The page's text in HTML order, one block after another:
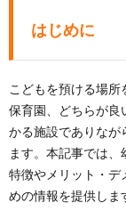
はじめに
こどもを預ける場
保育園、どちらが良
かる施設でありなが
ます。本記事では
特徴やメリット・デ
めの情報を提供しま